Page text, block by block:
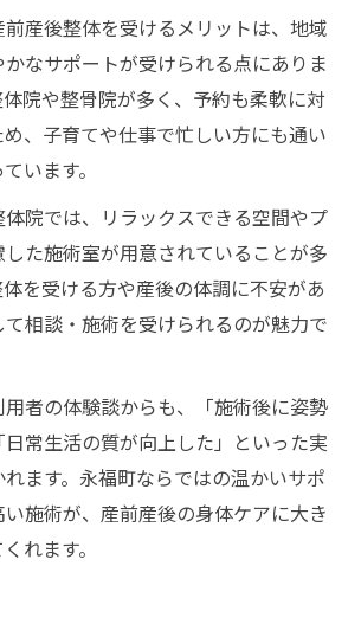
産後整体を受けるメリットは、地域
なサポートが受けられる点にありま
院や整骨院が多く、予約も柔軟に対
、子育てや仕事で忙しい方にも通い
います。
体院では、リラックスできる空間やプ
た施術室が用意されていることが多
を受ける方や産後の体調に不安があ
相談・施術を受けられるのが魅力で
者の体験談からも、「施術後に姿勢
常生活の質が向上した」といった実
ます。永福町ならではの温かいサポ
施術が、産前産後の身体ケアに大き
れます。